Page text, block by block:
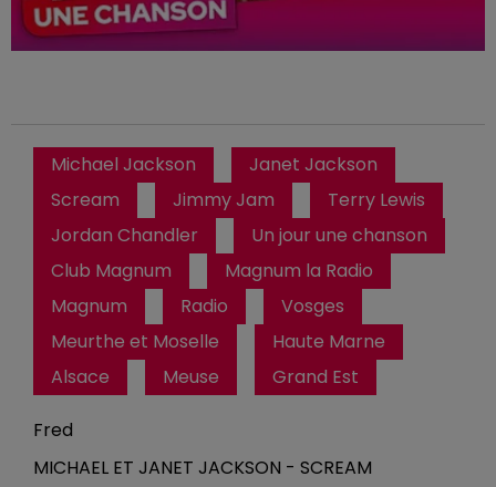
Michael Jackson
Janet Jackson
Scream
Jimmy Jam
Terry Lewis
Jordan Chandler
Un jour une chanson
Club Magnum
Magnum la Radio
Magnum
Radio
Vosges
Meurthe et Moselle
Haute Marne
Alsace
Meuse Grand Est
Fred
MICHAEL ET JANET JACKSON - SCREAM